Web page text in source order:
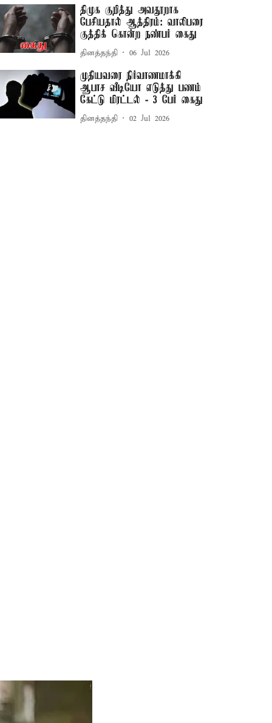
திமுக குறித்து அவதூறாக
பேசியதால் ஆத்திரம்: வாலிபரை
குத்திக் கொன்ற நண்பர் கைது
தினத்தந்தி 06 Jul 2026
முதியவரை நிர்வாணமாக்கி
ஆபாச வீடியோ எடுத்து பணம்
கேட்டு மிரட்டல் - 3 பேர் கைது
தினத்தந்தி 02 Jul 2026